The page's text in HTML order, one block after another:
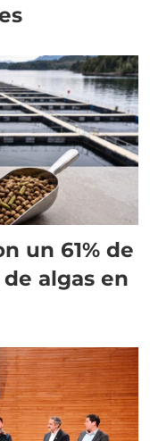
un 61% de
algas en